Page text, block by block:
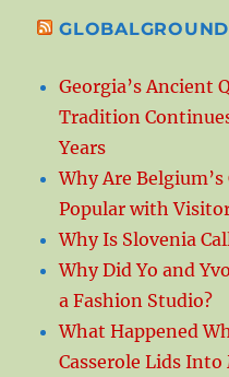
Georgia’s Ancient
Tradition
Years
Why Are
Popular with
Why Is Slovenia
Why Did Yo and
a Fashion Studio?
What Happened
Casserole Lids